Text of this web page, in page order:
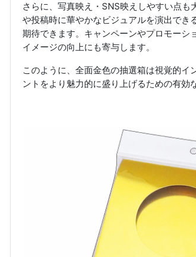
さらに、写真映え・SNS映えしやすい点も
や投稿時に華やかなビジュアルを演出でき
期待できます。キャンペーンやプロモーシ
イメージの向上にも寄与します。
このように、全面金色の抽選箱は視覚的イ
ントをより魅力的に盛り上げるための有効